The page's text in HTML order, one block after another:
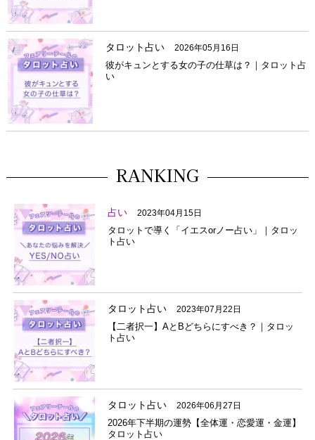
タロット占い 2026年05月16日
彼がキュンとする女の子の仕草は？｜タロット占
い
RANKING
占い 2023年04月15日
タロットで導く「イエスorノー占い」｜タロッ
ト占い
タロット占い 2023年07月22日
【二者択一】AとBどちらにすべき？｜タロッ
ト占い
タロット占い 2026年06月27日
2026年下半期の運勢【全体運・恋愛運・金運】
タロット占い